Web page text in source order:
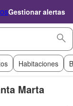
Gestionar alertas
Habitaciones
Marta